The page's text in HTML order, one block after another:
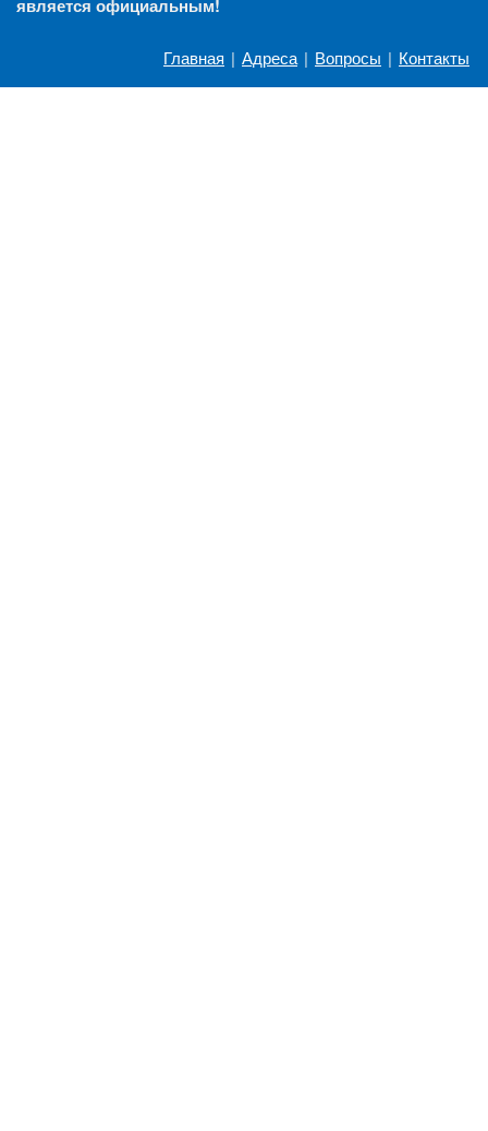
является официальным!
Главная | Адреса | Вопросы | Контакты